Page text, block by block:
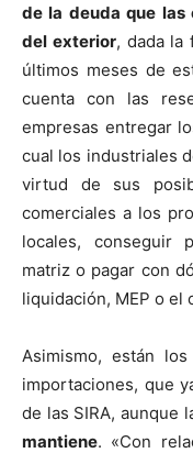
de la deuda que las
del exterior, dada la
últimos meses de
cuenta con las
empresas entregar
cual los industriales
virtud de sus
comerciales a los
locales, conseguir
matriz o pagar con
liquidación, MEP o el
Asimismo, están
importaciones, que
de las SIRA, aunque
mantiene. «Con